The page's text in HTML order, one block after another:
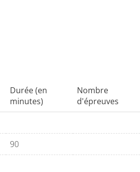
Durée (en
minutes)
Nombre
d'épreuves
90